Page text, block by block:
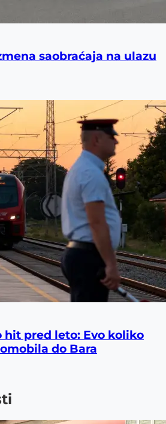
saobraćaja na ulazu
hit pred leto: Evo koliko
do Bara